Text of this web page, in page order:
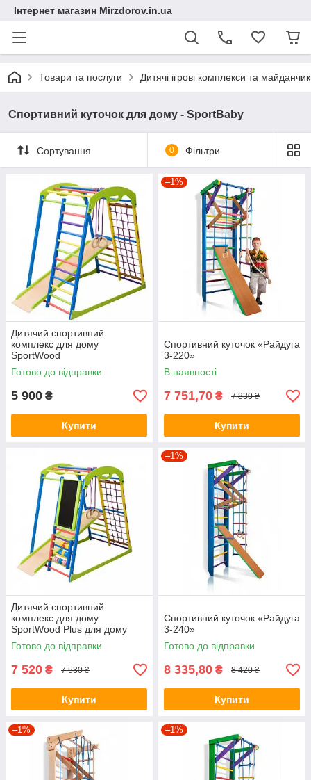
Інтернет магазин Mirzdorov.in.ua
Товари та послуги Дитячі ігрові комплекси та
Спортивний куточок для дому - SportBaby
Сортування 0 Фільтри
Дитячий спортивний
комплекс для дому
SportWood
Готово до відправки
5 900 ₴
Купити
–1%
Спортивний куточок «Райдуга
3-220»
В наявності
7 751,70 ₴ 7 830 ₴
Купити
Дитячий спортивний
комплекс для дому
SportWood Plus для дому
Готово до відправки
7 520 ₴ 7 530 ₴
Купити
–1%
Спортивний куточок «Райдуга
3-240»
Готово до відправки
8 335,80 ₴ 8 420 ₴
Купити
–1% –1%